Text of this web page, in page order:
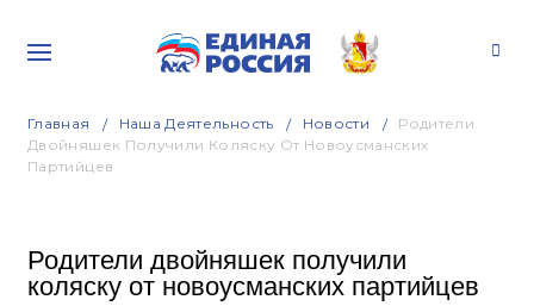
Главная Наша Деятельность Новости
Родители
Двойняшек Получили Коляску От Новоусманских
Партийцев
Родители двойняшек получили
коляску от новоусманских партийцев